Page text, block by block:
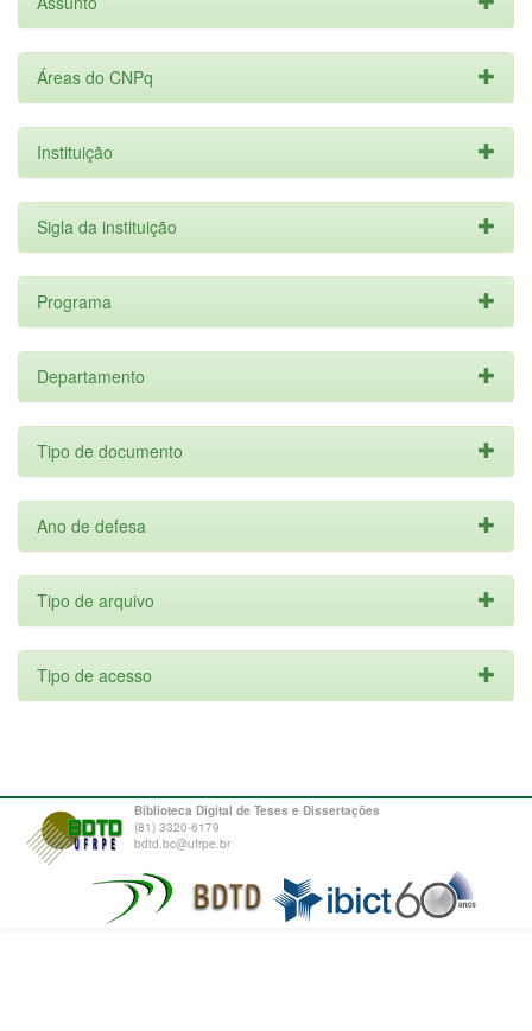
Áreas do CNPq
Instituição
Sigla da instituição
Programa
Departamento
Tipo de documento
Ano de defesa
Tipo de arquivo
Tipo de acesso
Biblioteca Digital de Teses e Dissertações
(81) 3320-6179
bdtd.bc@ufrpe.br